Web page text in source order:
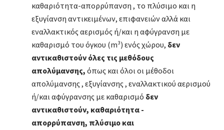
καθαριότητα-απορρύπανση , το πλύσιμο και η
εξυγίανση αντικειμένων, επιφανειών αλλά και
εναλλακτικός αερισμός ή/και η αφύγρανση με
καθαρισμό του όγκου (m³) ενός χώρου, δεν
αντικαθιστούν όλες τις μεθόδους
απολύμανσης, όπως και όλοι οι μέθοδοι
απολύμανσης , εξυγίανσης , εναλλακτικού αερισμού
ή/και αφύγρανσης με καθαρισμό δεν
αντικαθιστούν, καθαριότητα -
απορρύπανση, πλύσιμο και